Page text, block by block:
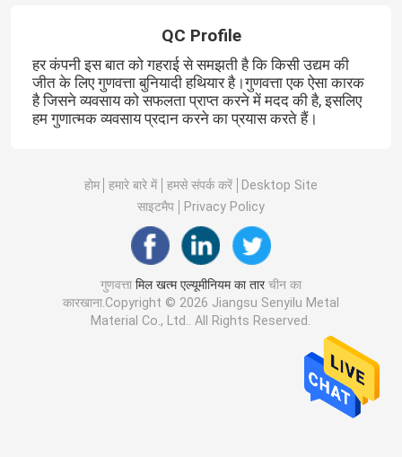
QC Profile
हर कंपनी इस बात को गहराई से समझती है कि किसी उद्यम की
जीत के लिए गुणवत्ता बुनियादी हथियार है।गुणवत्ता एक ऐसा कारक
है जिसने व्यवसाय को सफलता प्राप्त करने में मदद की है, इसलिए
हम गुणात्मक व्यवसाय प्रदान करने का प्रयास करते हैं।
होम हमारे बारे में हमसे संपर्क करें
Desktop Site
साइटमैप
Privacy Policy
गुणवत्ता मिल खत्म एल्यूमीनियम का तारचीन का
कारखाना.Copyright © 2026 Jiangsu Senyilu Metal
Material Co., Ltd.. All Rights Reserved.